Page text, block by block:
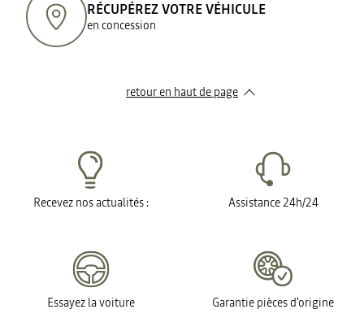
RÉCUPÉREZ VOTRE VÉHICULE
en concession
retour en haut de page​
Recevez nos actualités : Assistance 24h/24
Essayez la voiture Garantie pièces d'origine